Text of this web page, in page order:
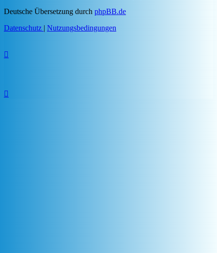
Deutsche Übersetzung durch phpBB.de
Datenschutz | Nutzungsbedingungen